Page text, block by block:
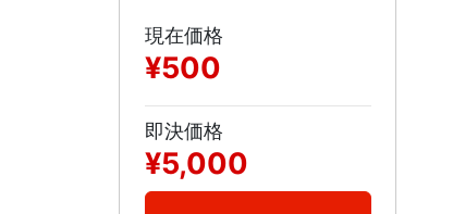
現在価格
¥500
即決価格
¥5,000